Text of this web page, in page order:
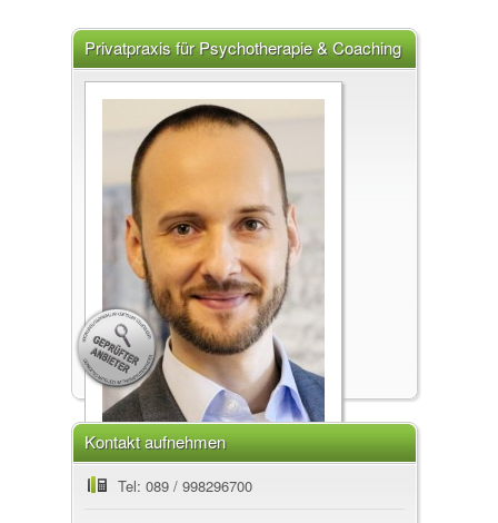
Privatpraxis für Psychotherapie & Coaching
Dipl.-Psych. Adrian Weigl, 80337 München
Privatpraxis für Psychotherapie &
Kontakt aufnehmen
Tel: 089 / 998296700